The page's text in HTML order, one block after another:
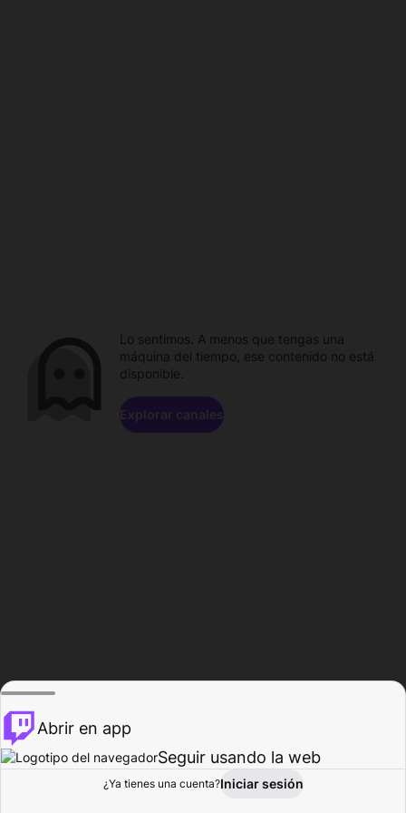
Explorar Actividad
Lo sentimos. A menos que tengas una
máquina del tiempo, ese contenido no está
disponible.
Explorar canales
Abrir en app
Seguir usando la web
¿Ya tienes una cuenta?Iniciar sesión